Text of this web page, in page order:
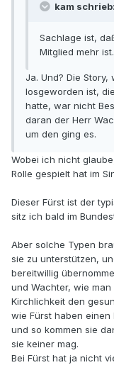
kam schrieb:
Sachlage ist,
Mitglied mehr ist.
Ja. Und? Die
losgeworden ist,
hatte, war nicht
daran der Herr
um den ging es.
Wobei ich nicht
Rolle gespielt hat im
Dieser Fürst ist der
sitz ich bald im
Aber solche Typen
sie zu unterstützen,
bereitwillig
und Wachter, wie
Kirchlichkeit den
wie Fürst haben
und so kommen sie
sie keiner mag.
Bei Fürst hat ja nicht